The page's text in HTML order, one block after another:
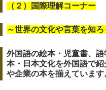
（２）国際理解コーナー
～世界の文化や言葉を知ろ
外国語の絵本・児童書、
本・日本文化を外国語で
や企業の本を揃えています